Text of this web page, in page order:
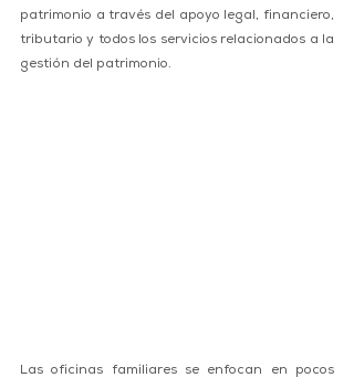
patrimonio a través del apoyo legal, financiero,
tributario y todos los servicios relacionados a la
gestión del patrimonio.
Las oficinas familiares se enfocan en pocos